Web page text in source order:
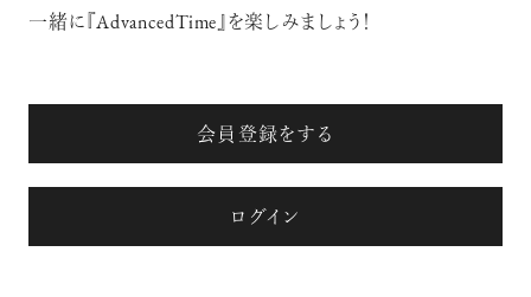
一緒に『AdvancedTime』を楽しみましょう！
会員登録をする
ログイン